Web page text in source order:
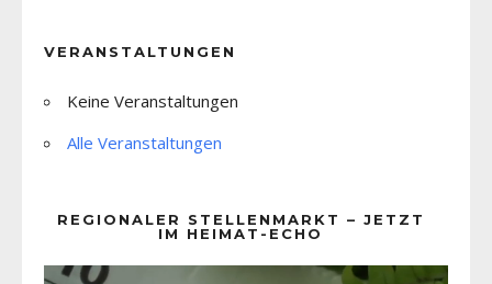
VERANSTALTUNGEN
Keine Veranstaltungen
Alle Veranstaltungen
REGIONALER STELLENMARKT – JETZT
IM HEIMAT-ECHO